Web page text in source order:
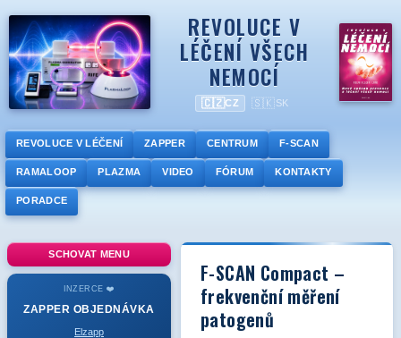
REVOLUCE V
LÉČENÍ VŠECH
NEMOCÍ
🇨🇿CZ 🇸🇰SK
REVOLUCE V LÉČENÍ ZAPPER CENTRUM F-SCAN
RAMALOOP PLAZMA VIDEO FÓRUM KONTAKTY
PORADCE
SCHOVAT MENU
INZERCE ❤️
ZAPPER OBJEDNÁVKA
Elzapp
F-SCAN Compact –
frekvenční měření
patogenů